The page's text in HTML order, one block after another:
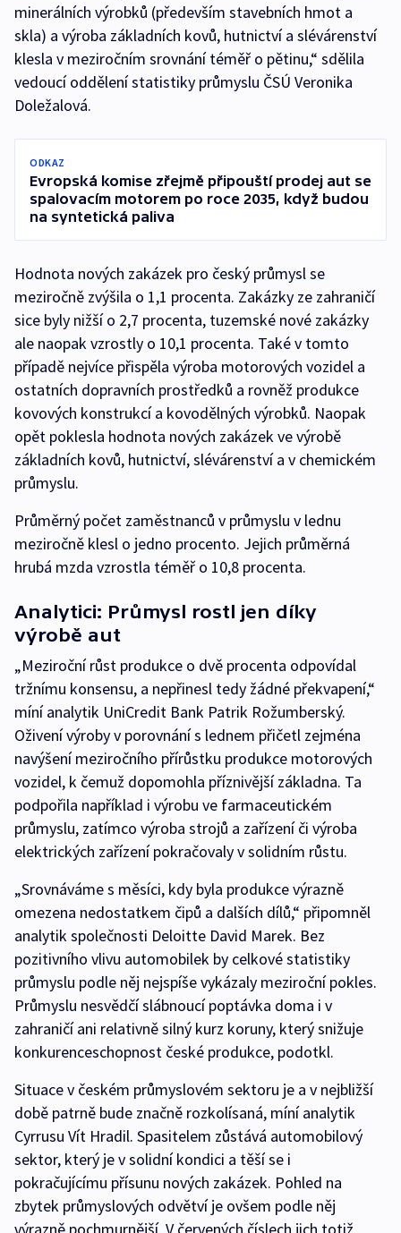
minerálních výrobků (především stavebních hmot a
skla) a výroba základních kovů, hutnictví a slévárenství
klesla v meziročním srovnání téměř o pětinu,“ sdělila
vedoucí oddělení statistiky průmyslu ČSÚ Veronika
Doležalová.
ODKAZ
Evropská komise zřejmě připouští prodej aut se
spalovacím motorem po roce 2035, když budou
na syntetická paliva
Hodnota nových zakázek pro český průmysl se
meziročně zvýšila o 1,1 procenta. Zakázky ze zahraničí
sice byly nižší o 2,7 procenta, tuzemské nové zakázky
ale naopak vzrostly o 10,1 procenta. Také v tomto
případě nejvíce přispěla výroba motorových vozidel a
ostatních dopravních prostředků a rovněž produkce
kovových konstrukcí a kovodělných výrobků. Naopak
opět poklesla hodnota nových zakázek ve výrobě
základních kovů, hutnictví, slévárenství a v chemickém
průmyslu.
Průměrný počet zaměstnanců v průmyslu v lednu
meziročně klesl o jedno procento. Jejich průměrná
hrubá mzda vzrostla téměř o 10,8 procenta.
Analytici: Průmysl rostl jen díky
výrobě aut
„Meziroční růst produkce o dvě procenta odpovídal
tržnímu konsensu, a nepřinesl tedy žádné překvapení,“
míní analytik UniCredit Bank Patrik Rožumberský.
Oživení výroby v porovnání s lednem přičetl zejména
navýšení meziročního přírůstku produkce motorových
vozidel, k čemuž dopomohla příznivější základna. Ta
podpořila například i výrobu ve farmaceutickém
průmyslu, zatímco výroba strojů a zařízení či výroba
elektrických zařízení pokračovaly v solidním růstu.
„Srovnáváme s měsíci, kdy byla produkce výrazně
omezena nedostatkem čipů a dalších dílů,“ připomněl
analytik společnosti Deloitte David Marek. Bez
pozitivního vlivu automobilek by celkové statistiky
průmyslu podle něj nejspíše vykázaly meziroční pokles.
Průmyslu nesvědčí slábnoucí poptávka doma i v
zahraničí ani relativně silný kurz koruny, který snižuje
konkurenceschopnost české produkce, podotkl.
Situace v českém průmyslovém sektoru je a v nejbližší
době patrně bude značně rozkolísaná, míní analytik
Cyrrusu Vít Hradil. Spasitelem zůstává automobilový
sektor, který je v solidní kondici a těší se i
pokračujícímu přísunu nových zakázek. Pohled na
zbytek průmyslových odvětví je ovšem podle něj